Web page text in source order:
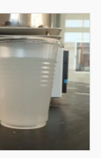
за уређење и
пејзажа